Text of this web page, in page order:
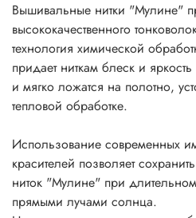
Вышивальные нитки "Мулине"
высококачественного
технология химической
придает ниткам блеск и
и мягко ложатся на полотно,
тепловой обработке.
Использование современных
красителей позволяет
ниток "Мулине" при
прямыми лучами солнца.